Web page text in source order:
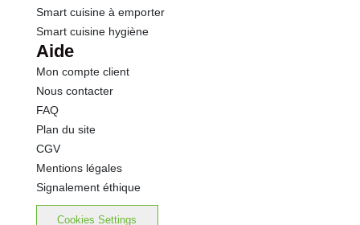
Smart cuisine à emporter
Smart cuisine hygiène
Aide
Mon compte client
Nous contacter
FAQ
Plan du site
CGV
Mentions légales
Signalement éthique
Cookies Settings